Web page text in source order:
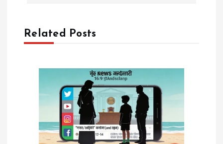
n
a
Related Posts